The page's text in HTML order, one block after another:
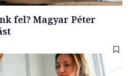
fel? Magyar Péter